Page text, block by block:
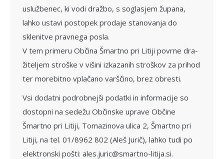
uslužbenec, ki vodi dražbo, s so­glasjem župana,
lahko ustavi postopek prodaje stanovanja do
sklenitve pravnega posla.
V tem primeru Občina Šmartno pri Litiji povrne dra­
žiteljem stroške v višini izkazanih stroškov za prihod
ter mo­rebitno vplačano varščino, brez obresti.
Vsi dodatni podrobnejši podatki in informacije so
dostopni na sedežu Občinske uprave Občine
Šmartno pri Litiji, Tomazinova ulica 2, Šmartno pri
Litiji, na tel. 01/8962 802 (Aleš Jurič), lahko tudi po
elektronski pošti: ales.juric@smartno-litija.si.